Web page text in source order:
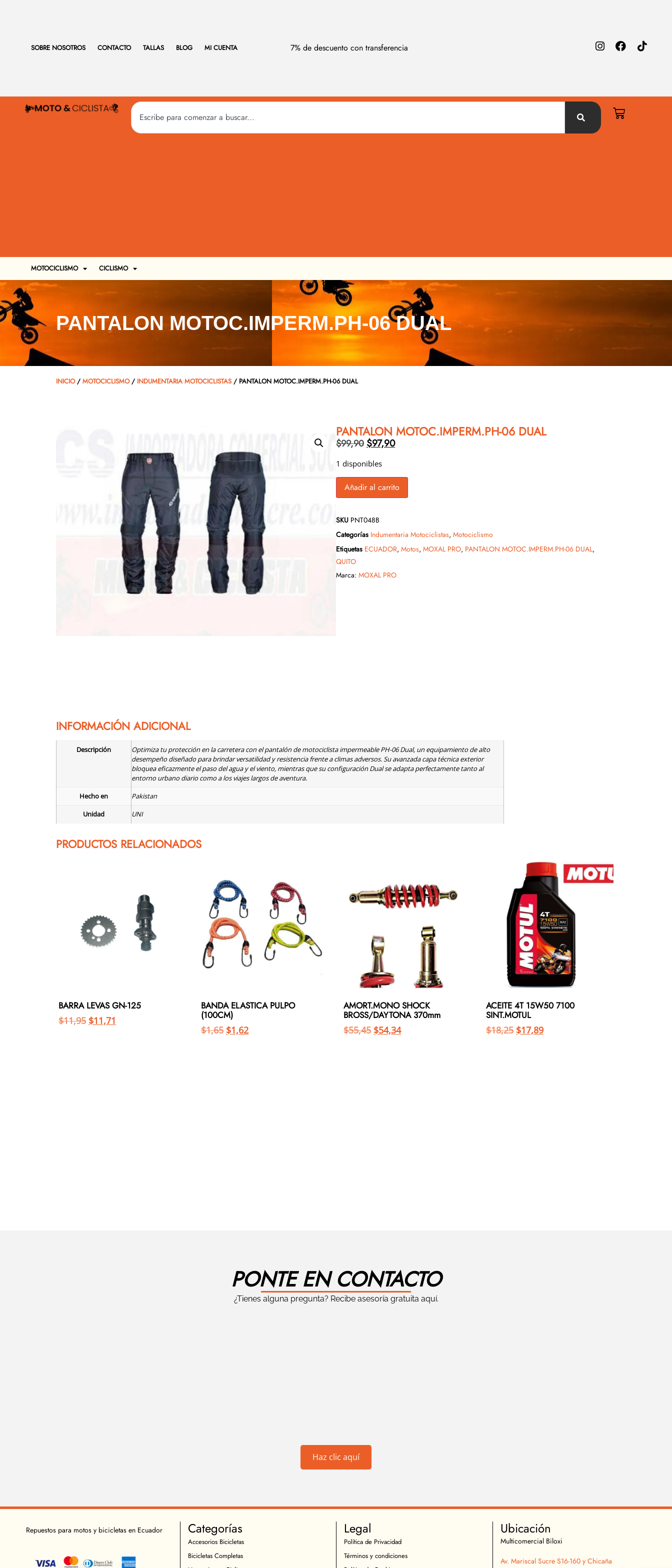
SOBRE NOSOTROS CONTACTO TALLAS BLOG MI CUENTA 7% de descuento con transferencia
MOTOCICLISMO CICLISMO
PANTALON MOTOC.IMPERM.PH-06 DUAL
INICIO/ MOTOCICLISMO/ INDUMENTARIA MOTOCICLISTAS / PANTALON MOTOC.IMPERM.PH-06 DUAL
PANTALON MOTOC.IMPERM.PH-06 DUAL
$99,90 $97,90
1 disponibles
Añadir al carrito
SKU PNT048B
Categorías Indumentaria Motociclistas, Motociclismo
Etiquetas ECUADOR, Motos, MOXAL PRO, PANTALON MOTOC.IMPERM.PH-06 DUAL,
QUITO
Marca: MOXAL PRO
INFORMACIÓN ADICIONAL
Descripción
Optimiza tu protección en la carretera con el pantalón de motociclista impermeable PH-06 Dual, un equipamiento de alto
desempeño diseñado para brindar versatilidad y resistencia frente a climas adversos. Su avanzada capa técnica exterior
bloquea eficazmente el paso del agua y el viento, mientras que su configuración Dual se adapta perfectamente tanto al
entorno urbano diario como a los viajes largos de aventura.
Hecho en
Pakistan
Unidad
UNI
PRODUCTOS RELACIONADOS
BARRA LEVAS GN-125
$11,95 $11,71
BANDA ELASTICA PULPO
(100CM)
$1,65 $1,62
AMORT.MONO SHOCK
BROSS/DAYTONA 370mm
$55,45 $54,34
ACEITE 4T 15W50 7100
SINT.MOTUL
$18,25 $17,89
PONTE EN CONTACTO
¿Tienes alguna pregunta? Recibe asesoría gratuita aquí.
Haz clic aquí
Repuestos para motos y bicicletas en Ecuador Categorías
Accesorios Bicicletas
Bicicletas Completas
Legal
Política de Privacidad
Términos y condiciones
Ubicación
Multicomercial Biloxi
Av. Mariscal Sucre S16-160 y Chicaña